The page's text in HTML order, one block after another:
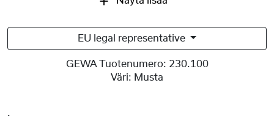
EU legal representative
GEWA Tuotenumero: 230.100
Väri: Musta
.